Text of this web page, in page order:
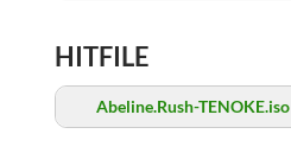
HITFILE
Abeline.Rush-TENOKE.iso